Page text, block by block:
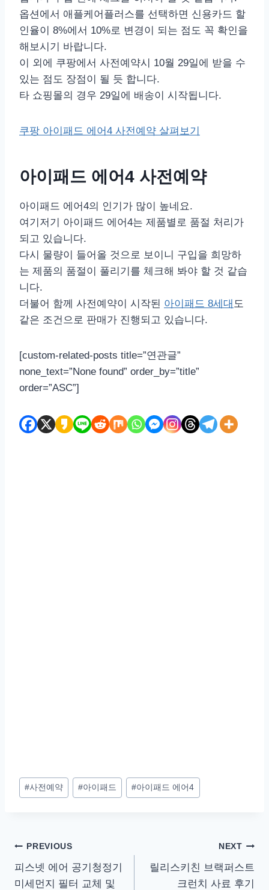
옵션에서 애플케어플러스를 선택하면 신용카드 할
인율이 8%에서 10%로 변경이 되는 점도 꼭 확인을
해보시기 바랍니다.
이 외에 쿠팡에서 사전예약시 10월 29일에 받을 수
있는 점도 장점이 될 듯 합니다.
타 쇼핑몰의 경우 29일에 배송이 시작됩니다.
쿠팡 아이패드 에어4 사전예약 살펴보기
아이패드 에어4 사전예약
아이패드 에어4의 인기가 많이 높네요.
여기저기 아이패드 에어4는 제품별로 품절 처리가
되고 있습니다.
다시 물량이 들어올 것으로 보이니 구입을 희망하
는 제품의 품절이 풀리기를 체크해 봐야 할 것 같습
니다.
더불어 함께 사전예약이 시작된 아이패드 8세대 도
같은 조건으로 판매가 진행되고 있습니다.
[custom-related-posts title=”연관글”
none_text=”None found” order_by=”title”
order=”ASC”]
Post
Tags:
#사전예약 #아이패드 #아이패드 에어4
글
탐
PREVIOUS
피스넷 에어 공기청정기
미세먼지 필터 교체 및
NEXT
릴리스키친 브랙퍼스트
크런치 사료 후기